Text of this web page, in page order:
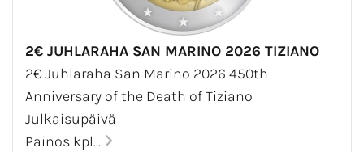
2€ JUHLARAHA SAN MARINO 2026 TIZIANO
2€ Juhlaraha San Marino 2026 450th
Anniversary of the Death of Tiziano
Julkaisupäivä
Painos kpl...